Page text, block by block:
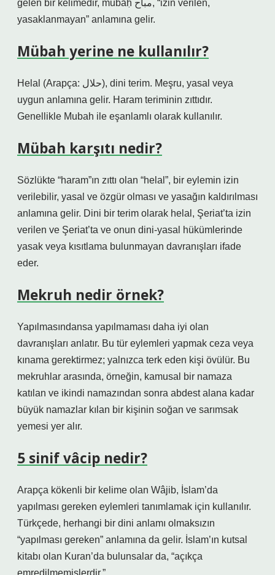
gelen bir kelimedir, mubāḥ مباح, “izin verilen,
yasaklanmayan” anlamına gelir.
Mübah yerine ne kullanılır?
Helal (Arapça: حلال), dini terim. Meşru, yasal veya
uygun anlamına gelir. Haram teriminin zıttıdır.
Genellikle Mubah ile eşanlamlı olarak kullanılır.
Mübah karşıtı nedir?
Sözlükte “haram”ın zıttı olan “helal”, bir eylemin izin
verilebilir, yasal ve özgür olması ve yasağın kaldırılması
anlamına gelir. Dini bir terim olarak helal, Şeriat’ta izin
verilen ve Şeriat’ta ve onun dini-yasal hükümlerinde
yasak veya kısıtlama bulunmayan davranışları ifade
eder.
Mekruh nedir örnek?
Yapılmasındansa yapılmaması daha iyi olan
davranışları anlatır. Bu tür eylemleri yapmak ceza veya
kınama gerektirmez; yalnızca terk eden kişi övülür. Bu
mekruhlar arasında, örneğin, kamusal bir namaza
katılan ve ikindi namazından sonra abdest alana kadar
büyük namazlar kılan bir kişinin soğan ve sarımsak
yemesi yer alır.
5 sinif vâcip nedir?
Arapça kökenli bir kelime olan Wâjib, İslam’da
yapılması gereken eylemleri tanımlamak için kullanılır.
Türkçede, herhangi bir dini anlamı olmaksızın
“yapılması gereken” anlamına da gelir. İslam’ın kutsal
kitabı olan Kuran’da bulunsalar da, “açıkça
emredilmemişlerdir.”